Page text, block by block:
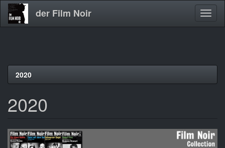
Direkt
der Film Noir
2020
2020